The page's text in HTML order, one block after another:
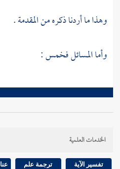
وهذا ما أردنا ذكره من المقدمة .
وأما المسائل فخمس :
الخدمات العلمية
تفسير الآية ترجمة علم